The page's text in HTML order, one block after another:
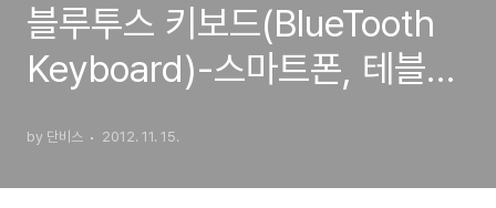
블루투스 키보드(BlueTooth
Keyboard)-스마트폰, 테블릿
제품 종류별 장단점은?
by 단비스 2012. 11. 15.